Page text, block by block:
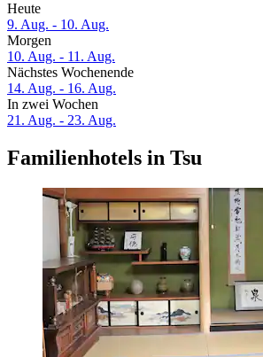
Heute
9. Aug. - 10. Aug.
Morgen
10. Aug. - 11. Aug.
Nächstes Wochenende
14. Aug. - 16. Aug.
In zwei Wochen
21. Aug. - 23. Aug.
Familienhotels in Tsu